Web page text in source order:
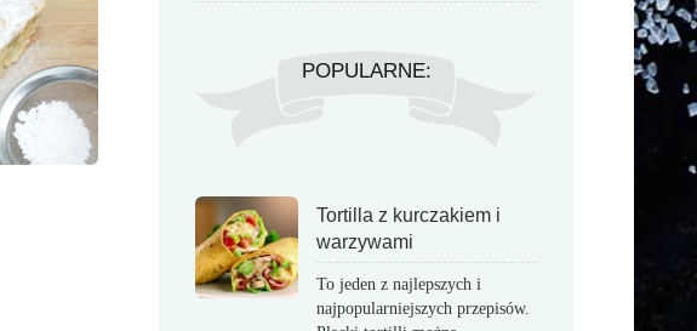
POPULARNE:
Tortilla z kurczakiem i
warzywami
To jeden z najlepszych i
najpopularniejszych przepisów.